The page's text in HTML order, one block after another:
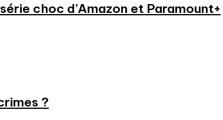
choc d’Amazon et Paramount+
?